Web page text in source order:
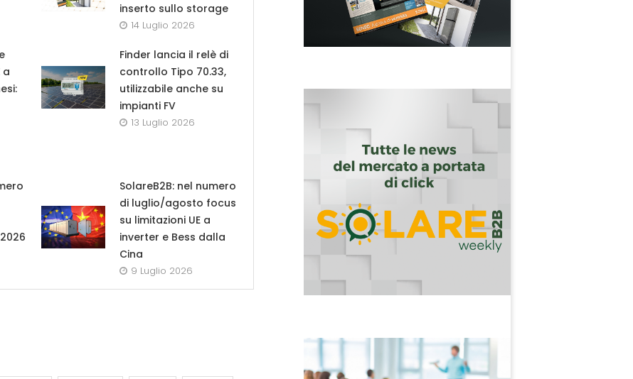
inserto sullo storage
14 Luglio 2026
a
Finder lancia il relè di
controllo Tipo 70.33,
utilizzabile anche su
impianti FV
13 Luglio 2026
SolareB2B: nel numero
di luglio/agosto focus
su limitazioni UE a
inverter e Bess dalla
Cina
9 Luglio 2026